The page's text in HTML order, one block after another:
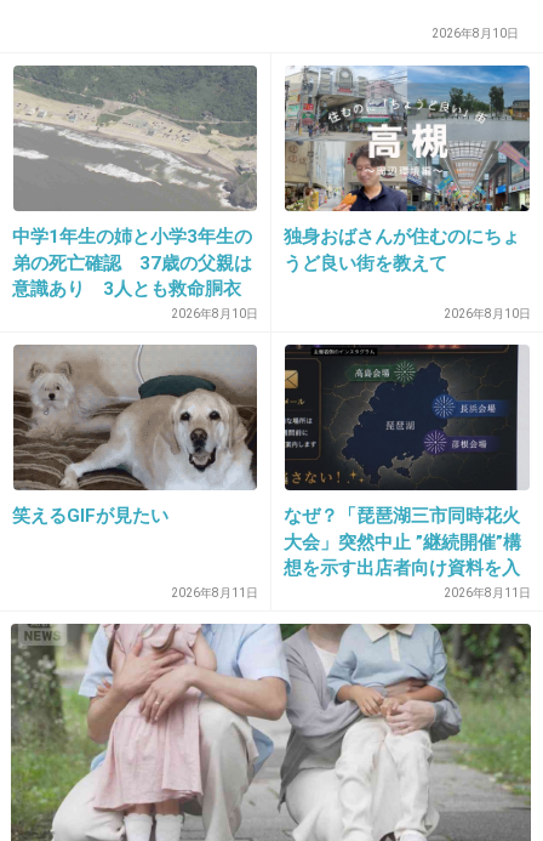
怒る時は怒る、
楽しむ時は一緒に楽しむ、
泣く時は一緒に泣く…
小学生の頃の担任(女)がそんな先生で大好きで
した♪
特に笑顔だったのが一番覚えています(^-^)
モンスターペアレントにももしかしたら遭遇し
てしまうかもしれませんが、
子供や親の顔色を窺わず、
素敵な先生になってください♪
+29 -1
たしかに金八先生や
GTOやROOKIESのような先生は
実在しなさそうだけど憧れます！
+19 -4
2026年8月10日
中学1年生の姉と小学3年生の
弟の死亡確認 37歳の父親は
意識あり 3人とも救命胴衣
の着用なしと判明 新潟市の
角田浜海水浴場で海難事故
2026年8月10日
独身おばさんが住むのにちょ
うど良い街を教えて
2026年8月10日
笑えるGIFが見たい
2026年8月11日
なぜ？「琵琶湖三市同時花火
大会」突然中止 ”継続開催”構
想を示す出店者向け資料を入
2026年8月11日